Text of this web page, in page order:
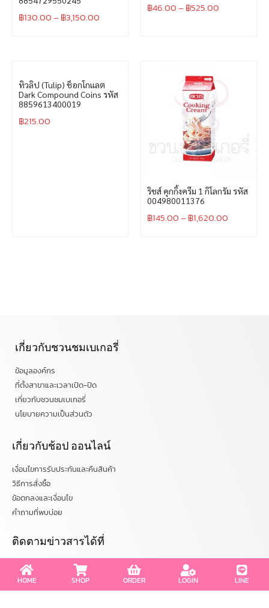
ดรีมมี่ วิปปิ้งครีมผง ชนิดหวาน
500 กรัม รหัส
8854729550245
฿130.00
฿46.00– ฿525.00
เกี่ยวกับชวนชมเบเกอรี่
ข้อมูลองค์กร
ที่ตั้งสาขาและเวลาเปิด-ปิด
เกี่ยวกับชวนชมเบเกอรี่
เงื่อนไขการรับประกันและคืนสินค้า
วิธีการสั่งซื้อ
HOME SHOP ORDER LOGIN LINE